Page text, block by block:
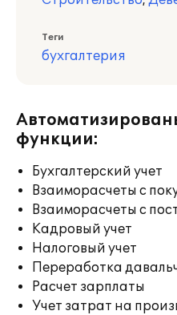
Теги
бухгалтерия
функции:
Бухгалтерский учет
Взаиморасчеты с
Взаиморасчеты с
Кадровый учет
Налоговый учет
Переработка
Расчет зарплаты
Учет затрат на